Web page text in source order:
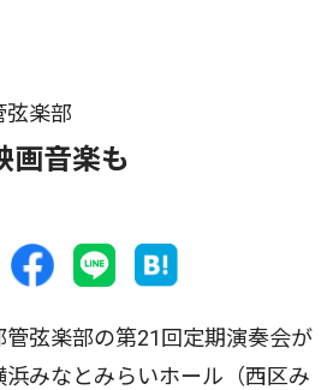
弦楽部
画音楽も
弦楽部の第21回定期演奏会が
浜みなとみらいホール（西区み